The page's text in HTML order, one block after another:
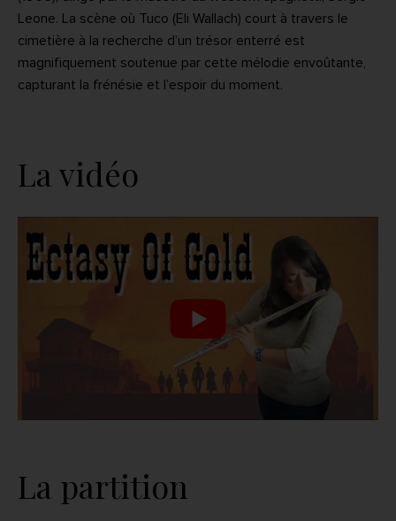
Leone. La scène où Tuco (Eli Wallach) court à travers le
cimetière à la recherche d’un trésor enterré est
magnifiquement soutenue par cette mélodie envoûtante,
capturant la frénésie et l’espoir du moment.
La vidéo
La partition